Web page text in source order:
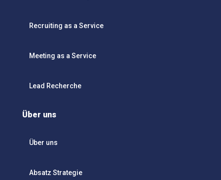
Recruiting as a Service
Meeting as a Service
Lead Recherche
Über uns
Über uns
Absatz Strategie